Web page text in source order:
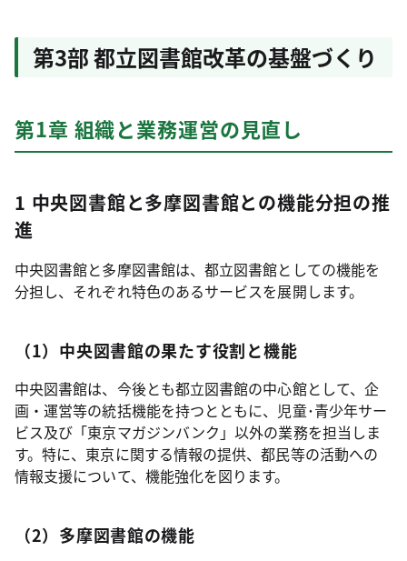
第3部 都立図書館改革の基盤づくり
第1章 組織と業務運営の見直し
1 中央図書館と多摩図書館との機能分担の推
進
中央図書館と多摩図書館は、都立図書館としての機能を
分担し、それぞれ特色のあるサービスを展開します。
（1）中央図書館の果たす役割と機能
中央図書館は、今後とも都立図書館の中心館として、企
画・運営等の統括機能を持つとともに、児童･青少年サー
ビス及び「東京マガジンバンク」以外の業務を担当しま
す。特に、東京に関する情報の提供、都民等の活動への
情報支援について、機能強化を図ります。
（2）多摩図書館の機能